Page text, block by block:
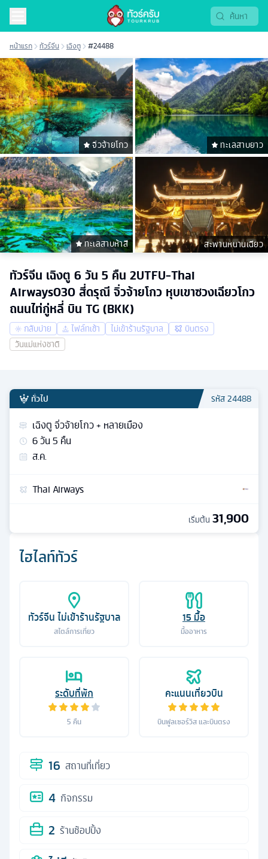
หน้าแรก ทัวร์จีน เฉิงตู #24488
จิ่วจ้ายโกว ทะเลสาบยาว
ทะเลสาบห้าสี สะพานหนานเฉียว
ทัวร์จีน เฉิงตู 6 วัน 5 คืน 2UTFU-Thai
Airways030 สี่ดรุณี จิ่วจ้ายโกว หุบเขาซวงเฉียวโกว
ถนนไท่กู่หลี่ บิน TG (BKK)
กลับบ่าย ไฟล์ทเช้า ไม่เข้าร้านรัฐบาล
บินตรง
วันแม่แห่งชาติ
ไฮไลท์ทัวร์
ทัวร์จีน ไม่เข้าร้านรัฐบาล
สไตล์การเที่ยว
15 มื้อ
มื้ออาหาร
ระดับที่พัก
5 คืน
คะแนนเที่ยวบิน
บินฟูลเซอร์วิส และบินตรง
16 สถานที่เที่ยว
4 กิจกรรม
2 ร้านช้อปปิ้ง
ทั่วไป รหัส24488
เฉิงตู จิ่วจ้ายโกว + หลายเมือง
6วัน5 คืน
ส.ค.
Thai Airways
เริ่มต้น 31,900